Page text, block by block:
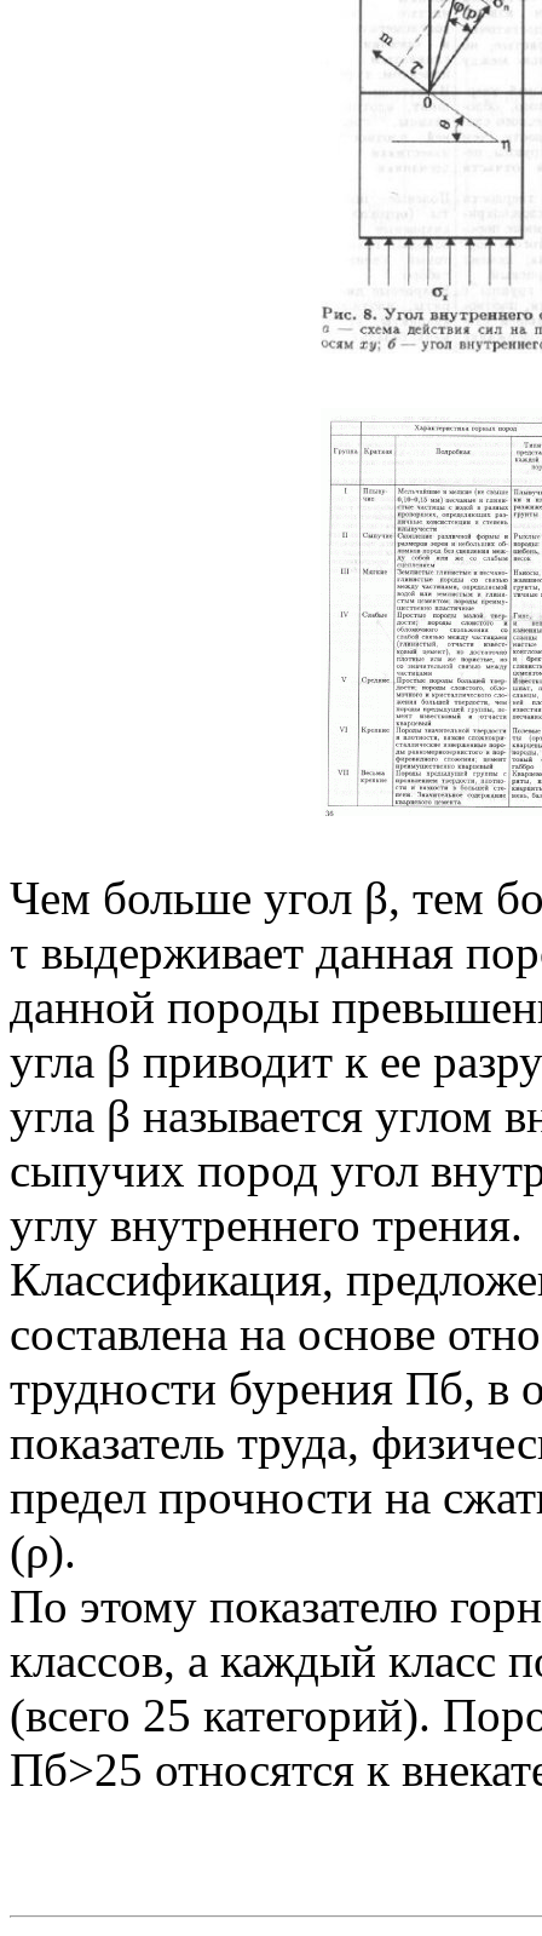
Чем больше угол β, тем
τ выдерживает данная
данной породы
угла β приводит к ее
угла β называется углом
сыпучих пород угол
углу внутреннего трения.
Классификация,
составлена на основе
трудности бурения Пб, в
показатель труда,
предел прочности на
(ρ).
По этому показателю
классов, а каждый класс
(всего 25 категорий).
Пб>25 относятся к